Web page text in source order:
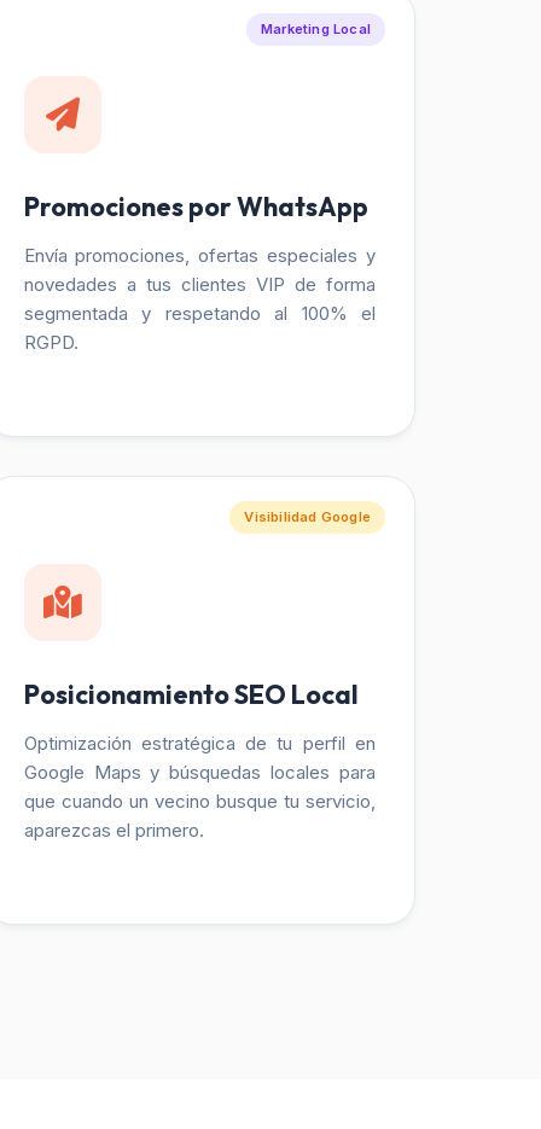
Marketing Local
Promociones por WhatsApp
Envía promociones, ofertas especiales y
novedades a tus clientes VIP de forma
segmentada y respetando al 100% el
RGPD.
Visibilidad Google
Posicionamiento SEO Local
Optimización estratégica de tu perfil en
Google Maps y búsquedas locales para
que cuando un vecino busque tu servicio,
aparezcas el primero.